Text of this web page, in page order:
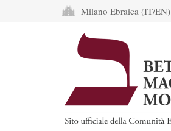
Milano Ebraica (IT/EN)